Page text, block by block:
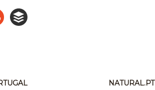
NATURAL.PT